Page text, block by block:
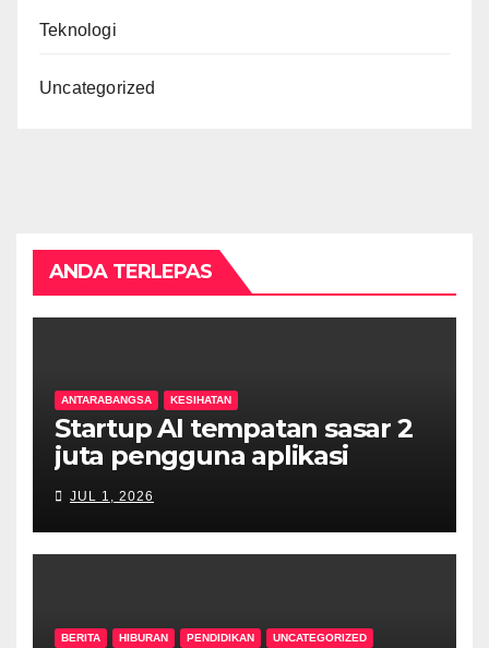
Teknologi
Uncategorized
ANDA TERLEPAS
ANTARABANGSA KESIHATAN
Startup AI tempatan sasar 2
juta pengguna aplikasi
dalam tempoh setahun
JUL 1, 2026
BERITA HIBURAN PENDIDIKAN UNCATEGORIZED